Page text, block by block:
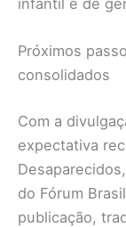
infantil e de
Próximos
consolidados
Com a
expectativa
do Fórum
publicação,